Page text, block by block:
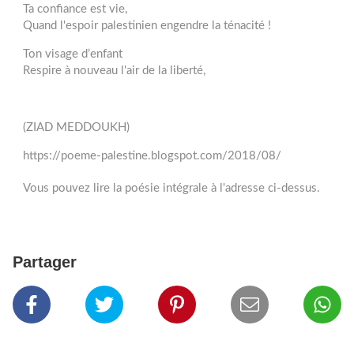
Ta confiance est vie,
Quand l'espoir palestinien engendre la ténacité !
Ton visage d’enfant
Respire à nouveau l'air de la liberté,
(ZIAD MEDDOUKH)
https://poeme-palestine.blogspot.com/2018/08/
Vous pouvez lire la poésie intégrale à l'adresse ci-dessus.
Partager